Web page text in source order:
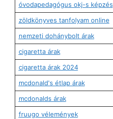
óvodapedagógus okj-s képzés
zöldkönyves tanfolyam online
nemzeti dohánybolt árak
cigaretta árak
cigaretta árak 2024
mcdonald's étlap árak
mcdonalds árak
fruugo vélemények